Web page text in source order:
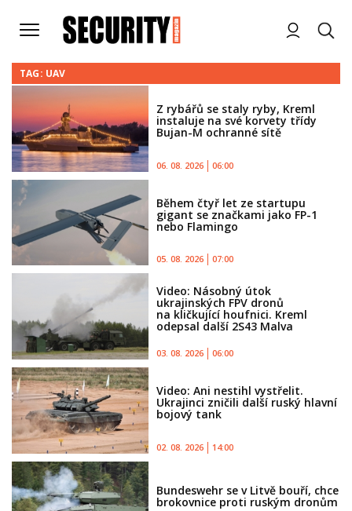
TAG: UAV
Z rybářů se staly ryby, Kreml
instaluje na své korvety třídy
Bujan-M ochranné sítě
06. 08. 2026 06:00
Během čtyř let ze startupu
gigant se značkami jako FP-1
nebo Flamingo
05. 08. 2026 07:00
Video: Násobný útok
ukrajinských FPV dronů
na kličkující houfnici. Kreml
odepsal další 2S43 Malva
03. 08. 2026 06:00
Video: Ani nestihl vystřelit.
Ukrajinci zničili další ruský hlavní
bojový tank
02. 08. 2026 14:00
Bundeswehr se v Litvě bouří, chce
brokovnice proti ruským dronům